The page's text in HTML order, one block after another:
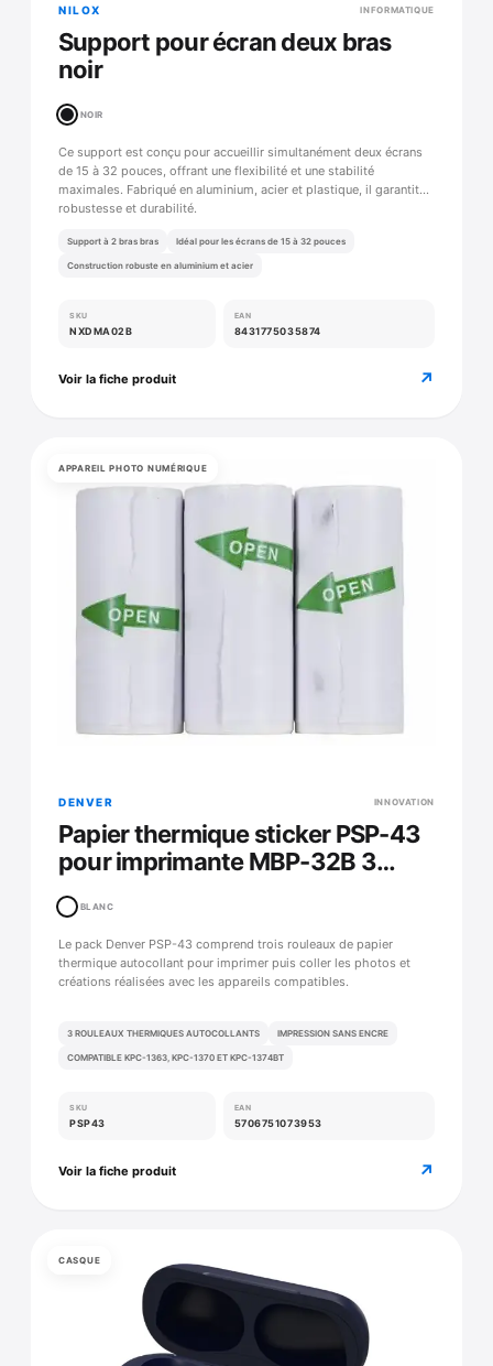
NILOX INFORMATIQUE
Support pour écran deux bras
noir
NOIR
Ce support est conçu pour accueillir simultanément deux écrans
de 15 à 32 pouces, offrant une flexibilité et une stabilité
maximales. Fabriqué en aluminium, acier et plastique, il garantit
robustesse et durabilité.
Support à 2 bras bras Idéal pour les écrans de 15 à 32 pouces
Construction robuste en aluminium et acier
SKU
NXDMA02B
EAN
8431775035874
Voir la fiche produit ↗
APPAREIL PHOTO NUMÉRIQUE
DENVER INNOVATION
Papier thermique sticker PSP-43
pour imprimante MBP-32B 3
rouleaux
BLANC
Le pack Denver PSP-43 comprend trois rouleaux de papier
thermique autocollant pour imprimer puis coller les photos et
créations réalisées avec les appareils compatibles.
3 ROULEAUX THERMIQUES AUTOCOLLANTS IMPRESSION SANS ENCRE
COMPATIBLE KPC-1363, KPC-1370 ET KPC-1374BT
SKU
PSP43
EAN
5706751073953
Voir la fiche produit ↗
CASQUE